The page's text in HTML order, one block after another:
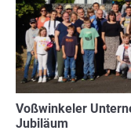
Voßwinkeler
Jubiläum